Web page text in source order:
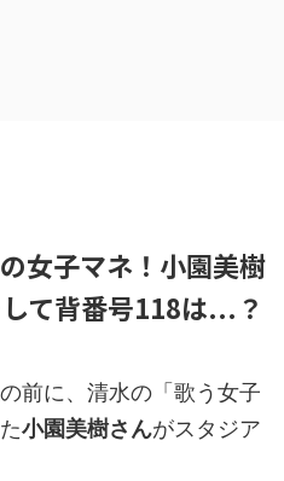
女子マネ！小園美樹
て背番号118は...？
前に、清水の「歌う女子
小園美樹さんがスタジア